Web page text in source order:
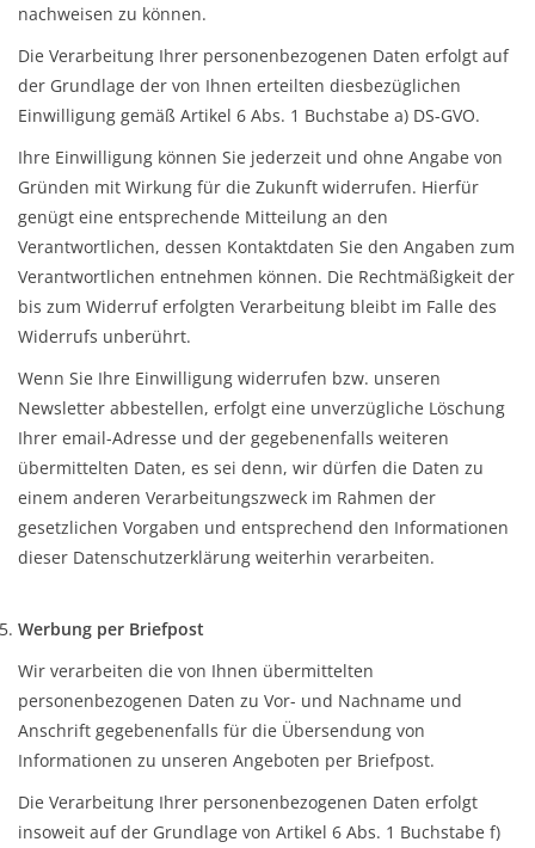
nachweisen zu können.
Die Verarbeitung Ihrer personenbezogenen Daten erfolgt auf
der Grundlage der von Ihnen erteilten diesbezüglichen
Einwilligung gemäß Artikel 6 Abs. 1 Buchstabe a) DS-GVO.
Ihre Einwilligung können Sie jederzeit und ohne Angabe von
Gründen mit Wirkung für die Zukunft widerrufen. Hierfür
genügt eine entsprechende Mitteilung an den
Verantwortlichen, dessen Kontaktdaten Sie den Angaben zum
Verantwortlichen entnehmen können. Die Rechtmäßigkeit der
bis zum Widerruf erfolgten Verarbeitung bleibt im Falle des
Widerrufs unberührt.
Wenn Sie Ihre Einwilligung widerrufen bzw. unseren
Newsletter abbestellen, erfolgt eine unverzügliche Löschung
Ihrer email-Adresse und der gegebenenfalls weiteren
übermittelten Daten, es sei denn, wir dürfen die Daten zu
einem anderen Verarbeitungszweck im Rahmen der
gesetzlichen Vorgaben und entsprechend den Informationen
dieser Datenschutzerklärung weiterhin verarbeiten.
Werbung per Briefpost
Wir verarbeiten die von Ihnen übermittelten
personenbezogenen Daten zu Vor- und Nachname und
Anschrift gegebenenfalls für die Übersendung von
Informationen zu unseren Angeboten per Briefpost.
Die Verarbeitung Ihrer personenbezogenen Daten erfolgt
insoweit auf der Grundlage von Artikel 6 Abs. 1 Buchstabe f)